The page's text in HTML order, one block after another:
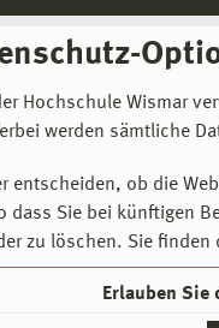
Hochschule Wismar
werden sämtliche
entscheiden, ob die
dass Sie bei künftigen
zu löschen. Sie
Erlauben